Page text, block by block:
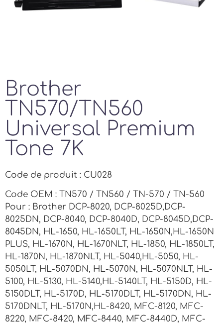
Brother
TN570/TN560
Universal Premium
Tone 7K
Code de produit : CU028
Code OEM : TN570 / TN560 / TN-570 / TN-560
Pour : Brother DCP-8020, DCP-8025D,DCP-
8025DN, DCP-8040, DCP-8040D, DCP-8045D,DCP-
8045DN, HL-1650, HL-1650LT, HL-1650N,HL-1650N
PLUS, HL-1670N, HL-1670NLT, HL-1850, HL-1850LT,
HL-1870N, HL-1870NLT, HL-5040,HL-5050, HL-
5050LT, HL-5070DN, HL-5070N, HL-5070NLT, HL-
5100, HL-5130, HL-5140,HL-5140LT, HL-5150D, HL-
5150DLT, HL-5170D, HL-5170DLT, HL-5170DN, HL-
5170DNLT, HL-5170N,HL-8420, MFC-8120, MFC-
8220, MFC-8420, MFC-8440, MFC-8440D, MFC-